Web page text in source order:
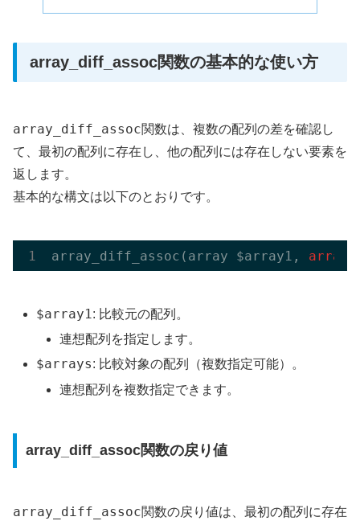
array_diff_assoc関数の基本的な使い方
array_diff_assoc関数は、複数の配列の差を確認し
て、最初の配列に存在し、他の配列には存在しない要素を
返します。
基本的な構文は以下のとおりです。
array_diff_assoc(array $array1, array
$array1: 比較元の配列。
連想配列を指定します。
$arrays: 比較対象の配列（複数指定可能）。
連想配列を複数指定できます。
array_diff_assoc関数の戻り値
array_diff_assoc関数の戻り値は、最初の配列に存在